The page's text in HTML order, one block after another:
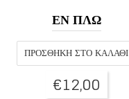
ΕΝ ΠΛΩ
ΠΡΟΣΘΉΚΗ ΣΤΟ ΚΑΛΆΘΙ
€12,00